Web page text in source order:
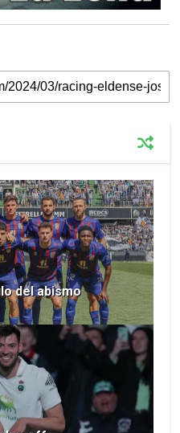
del abismo